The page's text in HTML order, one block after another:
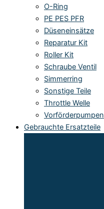
O-Ring
PE PES PFR
Düseneinsätze
Reparatur Kit
Roller Kit
Schraube Ventil
Simmerring
Sonstige Teile
Throttle Welle
Vorförderpumpen
Gebrauchte Ersatzteile